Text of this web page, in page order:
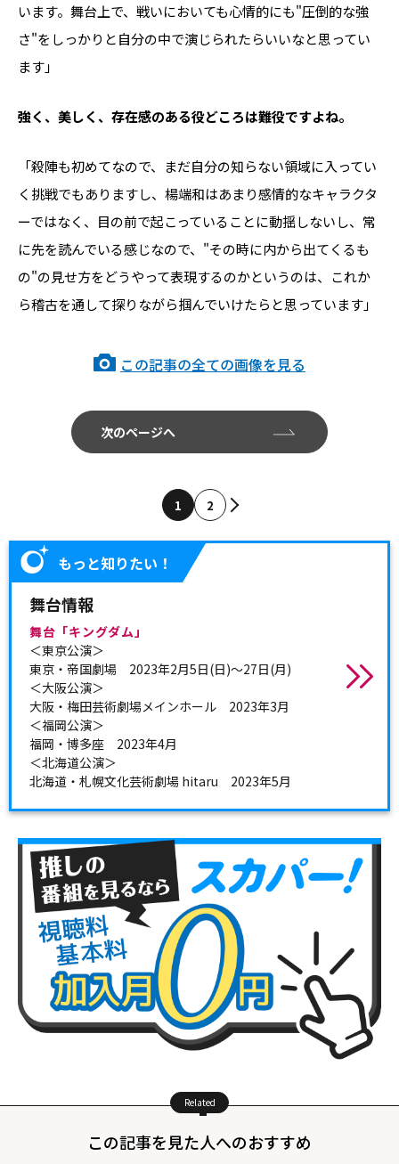
います。舞台上で、戦いにおいても心情的にも"圧倒的な強
さ"をしっかりと自分の中で演じられたらいいなと思ってい
ます」
――強く、美しく、存在感のある役どころは難役ですよね。
「殺陣も初めてなので、まだ自分の知らない領域に入ってい
く挑戦でもありますし、楊端和はあまり感情的なキャラクタ
ーではなく、目の前で起こっていることに動揺しないし、常
に先を読んでいる感じなので、"その時に内から出てくるも
の"の見せ方をどうやって表現するのかというのは、これか
ら稽古を通して探りながら掴んでいけたらと思っています」
この記事の全ての画像を見る
次のページへ
1 2
もっと知りたい！
舞台情報
舞台「キングダム」
＜東京公演＞
東京・帝国劇場 2023年2月5日(日)～27日(月)
＜大阪公演＞
大阪・梅田芸術劇場メインホール 2023年3月
＜福岡公演＞
福岡・博多座 2023年4月
＜北海道公演＞
北海道・札幌文化芸術劇場 hitaru 2023年5月
Related
この記事を見た人へのおすすめ